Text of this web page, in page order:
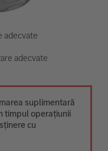
adecvate
adecvate
suplimentară
timpul operațiunii
cu